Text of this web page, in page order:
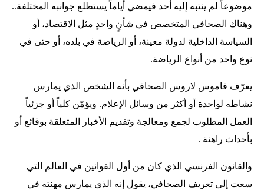
موضوعاً لم ينتبه إليه أحد فيمضي أياماً يستطلع جوانبه المختلفة..
وهناك الصحافي المتخصص في شأنٍ واحدٍ مثل الاقتصاد، أو
السياسة الداخلية لدولة معينة، أو الرياضة في بلده، أو حتى في
نوع واحد من أنواع الرياضة.
يعرّف قاموس لاروس الصحافي بأنه الشخص الذي يمارس
نشاطه لواحدة أو أكثر من وسائل الإعلام. ويؤمّن كلياً أو جزئياً
العمل المطلوب لجمع ومعالجة وتقديم الأخبار المتعلقة بوقائع أو
بأحداث راهنة .
والقانون الفرنسي الذي كان من أول القوانين في العالم التي
سعت إلى تعريف الصحافي، يقول إنه الذي يمارس مهنته في